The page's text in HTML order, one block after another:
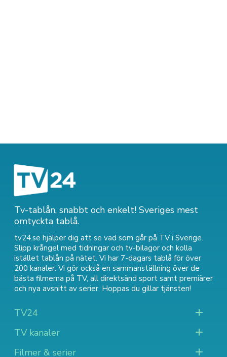
Tv-tablån, snabbt och enkelt! Sveriges mest
omtyckta tablå.
tv24.se hjälper dig att se vad som går på TV i Sverige.
Slipp krångel med tidningar och tv-bilagor och kolla
istället tablån på nätet. Vi har 7-dagars tablå för över
200 kanaler. Vi gör också en sammanställning över de
bästa filmerna på TV, all direktsänd sport samt premiärer
och nya avsnitt av serier. Hoppas du gillar tjänsten!
TV24
TV kanaler
Filmer & serier